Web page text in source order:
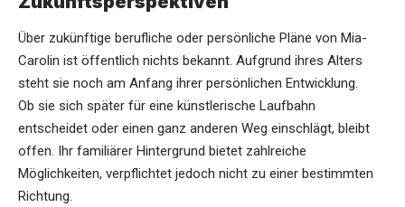
Über zukünftige berufliche oder persönliche Pläne von Mia-
Carolin ist öffentlich nichts bekannt. Aufgrund ihres Alters
steht sie noch am Anfang ihrer persönlichen Entwicklung.
Ob sie sich später für eine künstlerische Laufbahn
entscheidet oder einen ganz anderen Weg einschlägt, bleibt
offen. Ihr familiärer Hintergrund bietet zahlreiche
Möglichkeiten, verpflichtet jedoch nicht zu einer bestimmten
Richtung.